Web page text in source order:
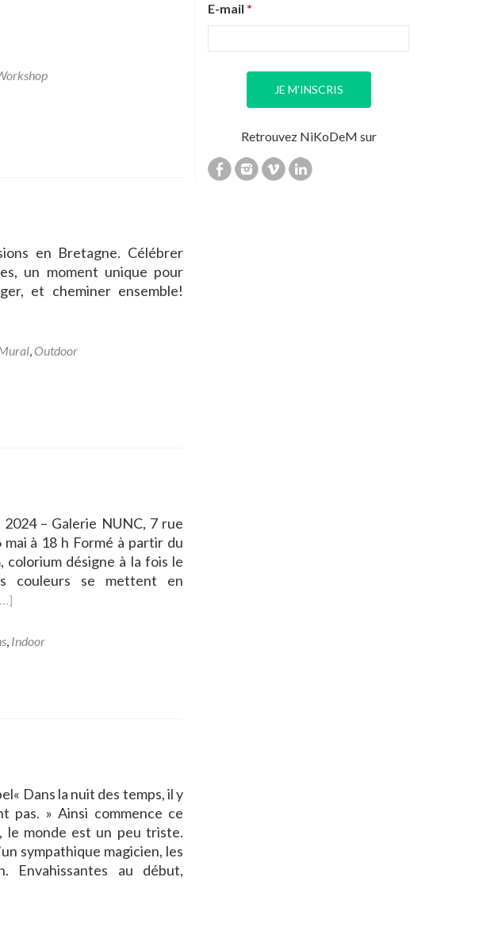
en Bretagne. Célébrer
un moment unique pour
et cheminer ensemble!
, Outdoor
– Galerie NUNC, 7 rue
à 18 h Formé à partir du
colorium désigne à la fois le
couleurs se mettent en
, Indoor
Dans la nuit des temps, il y
pas. » Ainsi commence ce
le monde est un peu triste.
sympathique magicien, les
Envahissantes au début,
E-mail *
Retrouvez NiKoDeM sur